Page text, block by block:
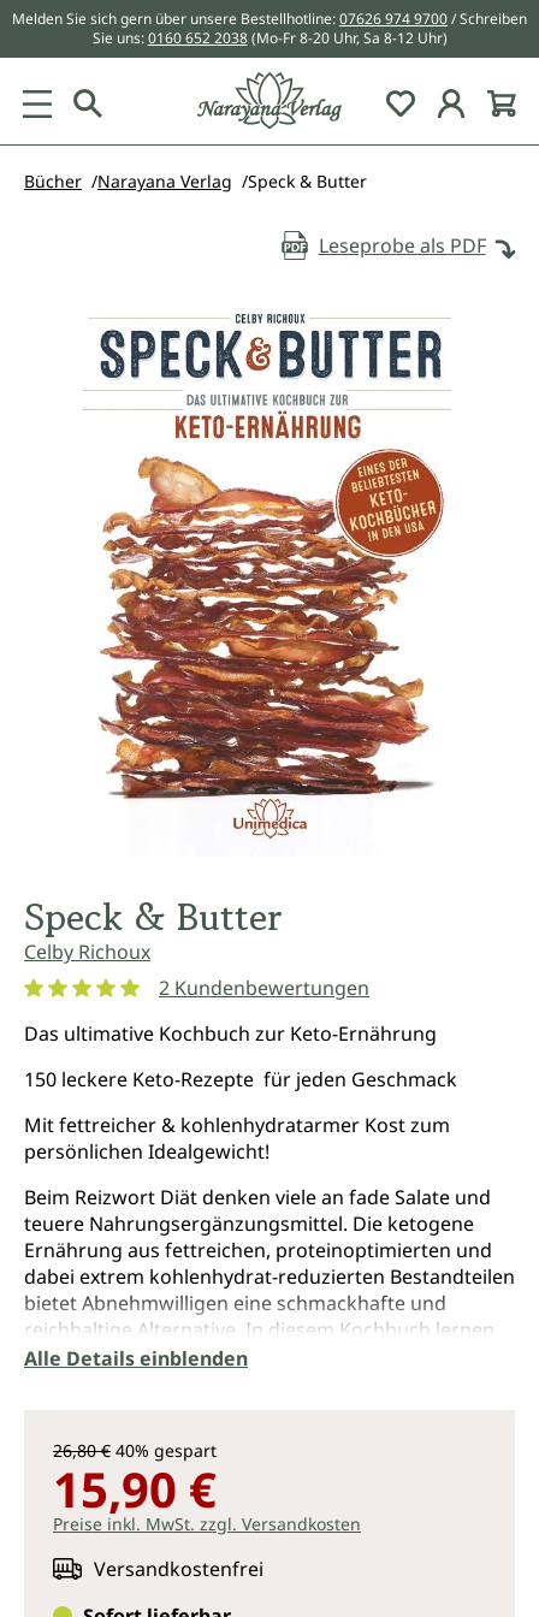
springen
Melden Sie sich gern über unsere Bestellhotline:07626 974 9700/ Schreiben
Sie uns:0160 652 2038 (Mo-Fr 8-20 Uhr, Sa 8-12 Uhr)
Du hast 0
Bücher Narayana Verlag Speck & Butter
Leseprobe als PDF
Speck & Butter
Celby Richoux
2 Kundenbewertungen
Das ultimative Kochbuch zur Keto-Ernährung
150 leckere Keto-Rezepte für jeden Geschmack
Mit fettreicher & kohlenhydratarmer Kost zum
persönlichen Idealgewicht!
Beim Reizwort Diät denken viele an fade Salate und
teuere Nahrungsergänzungsmittel. Die ketogene
Ernährung aus fettreichen, proteinoptimierten und
dabei extrem kohlenhydrat-reduzierten Bestandteilen
bietet Abnehmwilligen eine schmackhafte und
reichhaltige Alternative. In diesem Kochbuch lernen
Sie, Ihren Körper mit ausgewogener Keto-Ernährung
Zutaten sind problemlos beim Discounter erhältlich.
Speck & Butter - Celby Richoux
Celby Richoux ist eine Pionierin der weltweit
Alle Details einblenden
26,80 € 40% gespart
15,90 €
Preise inkl. MwSt. zzgl. Versandkosten
Versandkostenfrei